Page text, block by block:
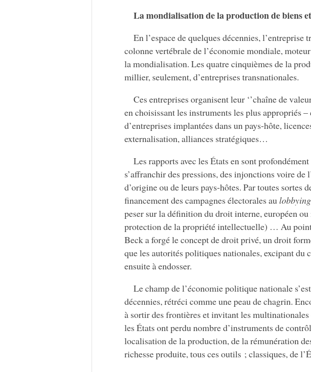
La mondialisation de la production de biens
En l’espace de quelques décennies, l’entreprise
colonne vertébrale de l’économie mondiale,
la mondialisation. Les quatre cinquièmes de la
millier, seulement, d’entreprises transnationales.
Ces entreprises organisent leur ‘’chaîne de
en choisissant les instruments les plus appropriés
d’entreprises implantées dans un pays-hôte,
externalisation, alliances stratégiques…
Les rapports avec les États en sont
s’affranchir des pressions, des injonctions voire de
d’origine ou de leurs pays-hôtes. Par toutes sortes
financement des campagnes électorales aulobbying
peser sur la définition du droit interne, européen
protection de la propriété intellectuelle) … Au
Beck a forgé le concept de droit privé, un droit
que les autorités politiques nationales, excipant du
ensuite à endosser.
Le champ de l’économie politique nationale
décennies, rétréci comme une peau de chagrin.
à sortir des frontières et invitant les
les États ont perdu nombre d’instruments de
localisation de la production, de la rémunération
richesse produite, tous ces outils ; classiques, de